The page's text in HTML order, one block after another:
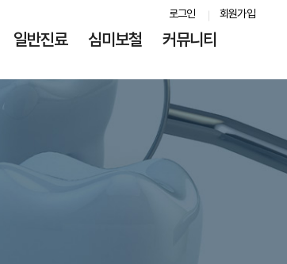
일반진료 심미보철 커뮤니티
로그인 회원가입